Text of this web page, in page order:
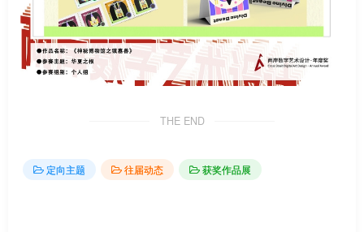
THE END
定向主题 往届动态 获奖作品展